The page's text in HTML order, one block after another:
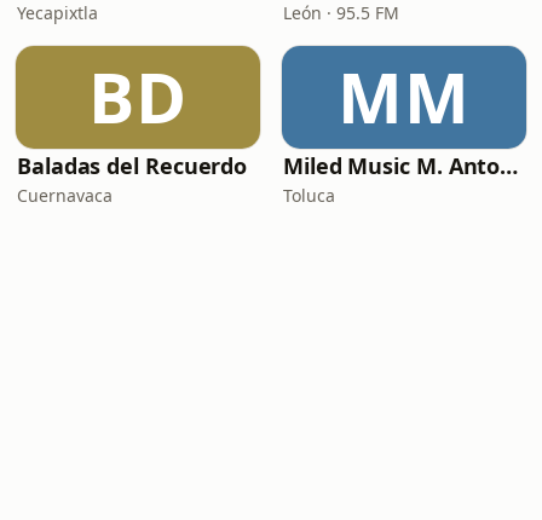
Yecapixtla León · 95.5 FM
BD
Baladas del Recuerdo
Cuernavaca
MM
Miled Music M. Antonio Solís
Toluca